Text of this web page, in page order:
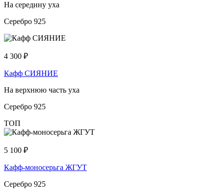
На середину уха
Серебро 925
4 300 ₽
Кафф СИЯНИЕ
На верхнюю часть уха
Серебро 925
ТОП
5 100 ₽
Кафф-моносерьга ЖГУТ
Серебро 925